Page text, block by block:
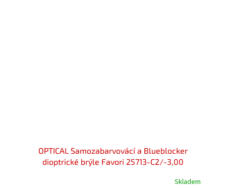
OPTICAL Samozabarvovácí a Blueblocker
dioptrické brýle Favori 25713-C2/-3,00
Skladem